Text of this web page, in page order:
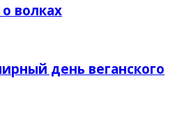
волках
день веганского